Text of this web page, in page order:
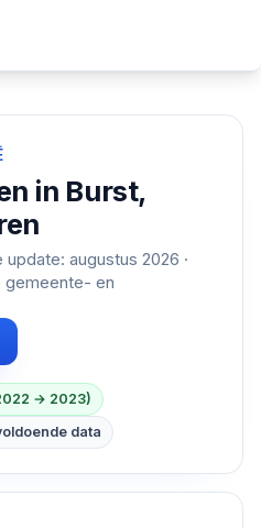
in Burst,
update: augustus 2026 ·
gemeente- en
→ 2023)
data